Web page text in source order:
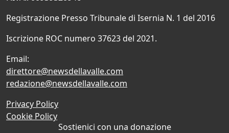
Registrazione Presso Tribunale di Isernia N. 1 del 2016
Iscrizione ROC numero 37623 del 2021.
Email:
direttore@newsdellavalle.com
redazione@newsdellavalle.com
Privacy Policy
Cookie Policy
Sostienici con una donazione